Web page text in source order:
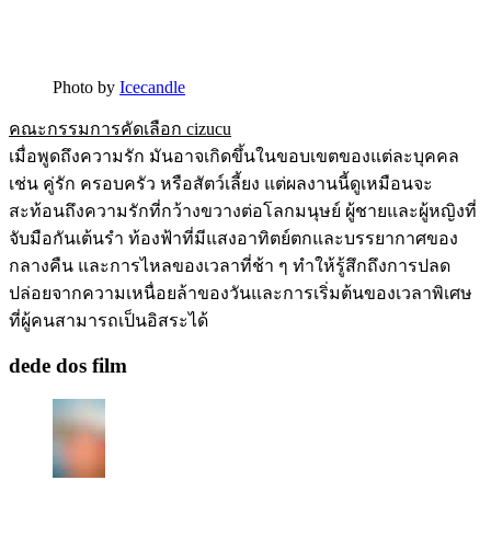
Photo by Icecandle
คณะกรรมการคัดเลือก cizucu
เมื่อพูดถึงความรัก มันอาจเกิดขึ้นในขอบเขตของแต่ละบุคคล
เช่น คู่รัก ครอบครัว หรือสัตว์เลี้ยง แต่ผลงานนี้ดูเหมือนจะ
สะท้อนถึงความรักที่กว้างขวางต่อโลกมนุษย์ ผู้ชายและผู้หญิงที่
จับมือกันเต้นรำ ท้องฟ้าที่มีแสงอาทิตย์ตกและบรรยากาศของ
กลางคืน และการไหลของเวลาที่ช้า ๆ ทำให้รู้สึกถึงการปลด
ปล่อยจากความเหนื่อยล้าของวันและการเริ่มต้นของเวลาพิเศษ
ที่ผู้คนสามารถเป็นอิสระได้
dede dos film